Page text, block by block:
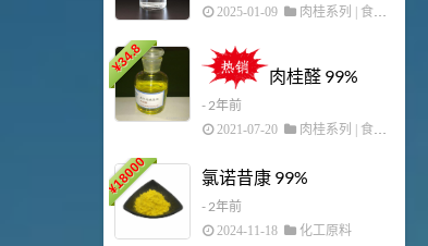
2025-01-09 肉桂系列 食品添加剂原料
¥
34.8
肉桂醛 99%
- 2年前
2021-07-20 肉桂系列 食用香精
¥
18000 氯诺昔康 99%
- 2年前
2024-11-18 化工原料